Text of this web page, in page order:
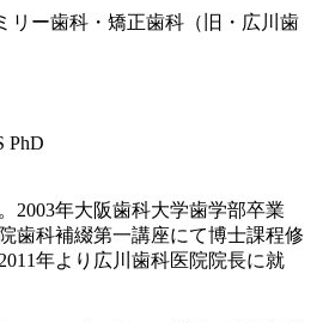
リー歯科・矯正歯科（旧・広川歯
PhD
2003年大阪歯科大学歯学部卒業
歯科補綴第一講座にて博士課程修
年より広川歯科医院院長に就